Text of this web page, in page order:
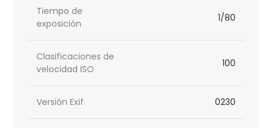
Tiempo de
exposición
1/80
Clasificaciones de
velocidad ISO
100
Versión Exif 0230